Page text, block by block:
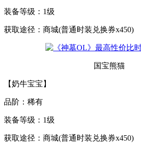
装备等级：1级
获取途径：商城(普通时装兑换券x450)
国宝熊猫
【奶牛宝宝】
品阶：稀有
装备等级：1级
获取途径：商城(普通时装兑换券x450)